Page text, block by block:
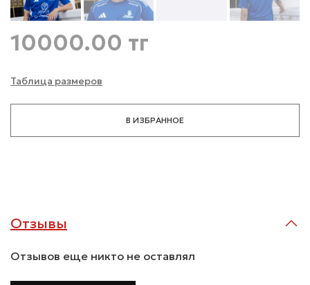
Таблица размеров
10000.00 тг
В ИЗБРАННОЕ
Отзывы
Отзывов еще никто не оставлял